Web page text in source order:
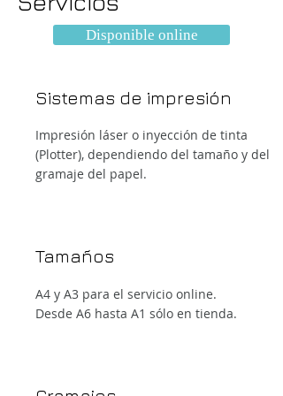
Disponible online
Sistemas de impresión
Impresión láser o inyección de tinta
(Plotter), dependiendo del tamaño y del
gramaje del papel.
Tamaños
A4 y A3 para el servicio online.
Desde A6 hasta A1 sólo en tienda.